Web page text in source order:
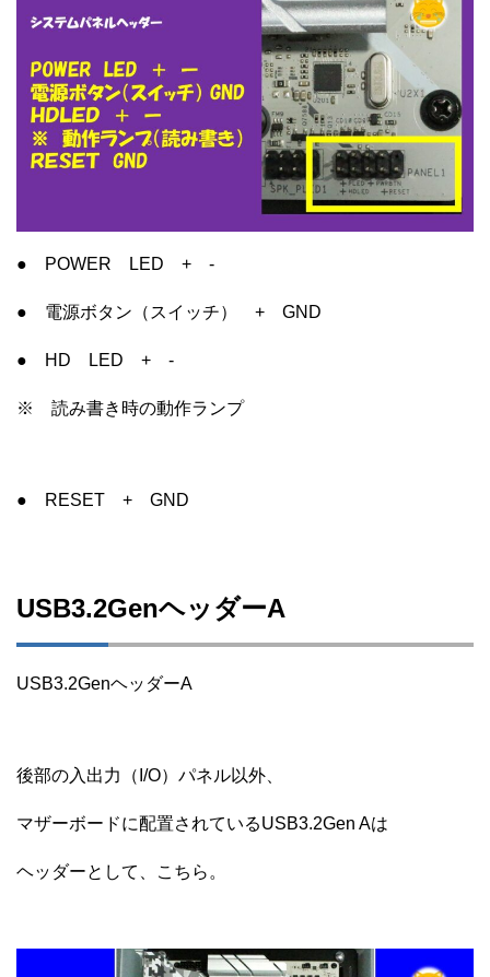
● POWER LED + -
● 電源ボタン（スイッチ） + GND
● HD LED + -
※ 読み書き時の動作ランプ
● RESET + GND
USB3.2GenヘッダーA
USB3.2GenヘッダーA
後部の入出力（I/O）パネル以外、
マザーボードに配置されているUSB3.2Gen Aは
ヘッダーとして、こちら。